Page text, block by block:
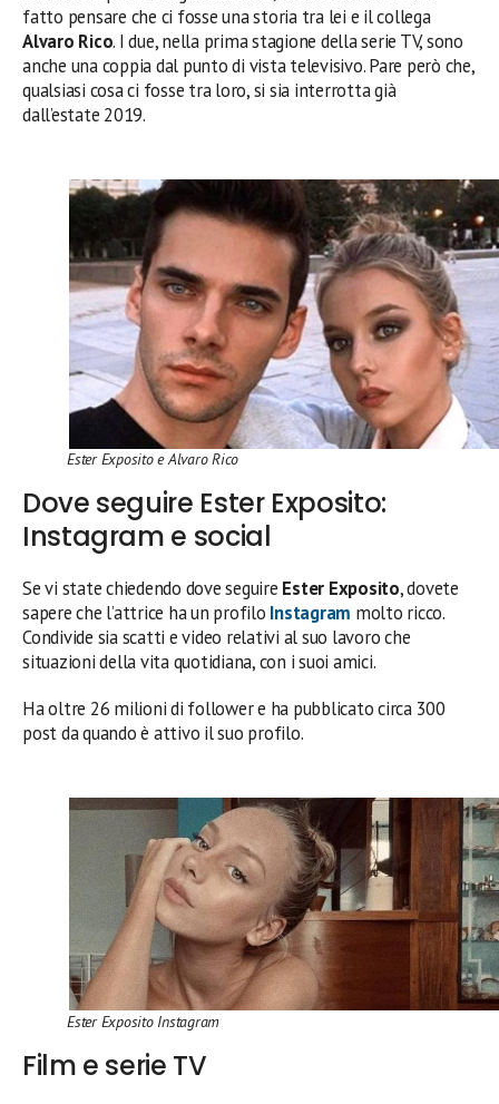
fatto pensare che ci fosse una storia tra lei e il collega
Alvaro Rico. I due, nella prima stagione della serie TV, sono
anche una coppia dal punto di vista televisivo. Pare però che,
qualsiasi cosa ci fosse tra loro, si sia interrotta già
dall’estate 2019.
Ester Exposito e Alvaro Rico
Dove seguire Ester Exposito:
Instagram e social
Se vi state chiedendo dove seguire Ester Exposito, dovete
sapere che l’attrice ha un profilo Instagram molto ricco.
Condivide sia scatti e video relativi al suo lavoro che
situazioni della vita quotidiana, con i suoi amici.
Ha oltre 26 milioni di follower e ha pubblicato circa 300
post da quando è attivo il suo profilo.
Ester Exposito Instagram
Film e serie TV